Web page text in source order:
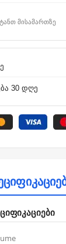
მისამართზე
30 დღე